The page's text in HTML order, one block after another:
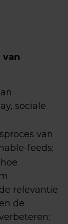
van
sociale
van
feeds;
relevantie
de